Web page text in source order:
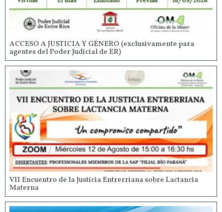
ACCESO A JUSTICIA Y GÉNERO (exclusivamente para
agentes del Poder Judicial de ER)
VII Encuentro de la Justicia Entrerriana sobre Lactancia
Materna